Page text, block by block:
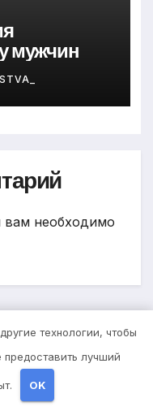
мужчин
вам необходимо
технологии, чтобы
лучший
OK